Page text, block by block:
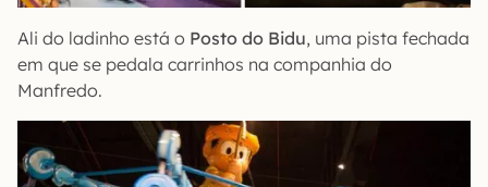
Ali do ladinho está o Posto do Bidu, uma pista fechada
em que se pedala carrinhos na companhia do
Manfredo.